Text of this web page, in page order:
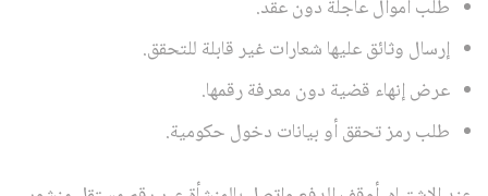
طلب أموال عاجلة دون عقد.
إرسال وثائق عليها شعارات غير قابلة للتحقق.
عرض إنهاء قضية دون معرفة رقمها.
طلب رمز تحقق أو بيانات دخول حكومية.